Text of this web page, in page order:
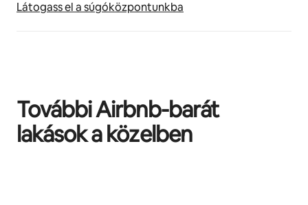
Látogass el a súgóközpontunkba
További Airbnb-barát
lakások a közelben